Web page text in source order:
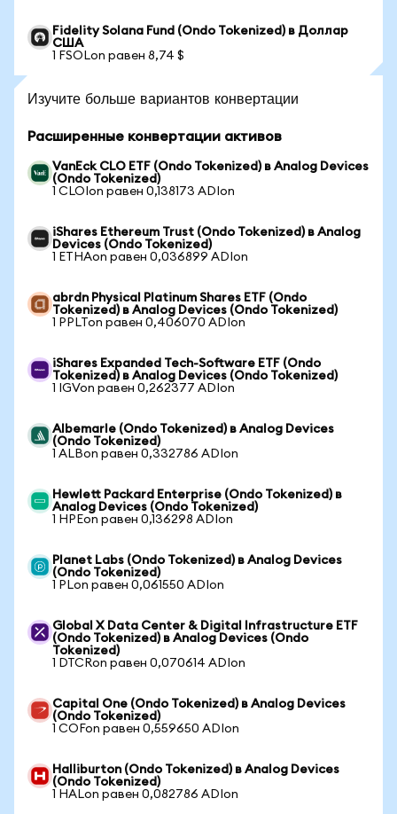
Fidelity Solana Fund (Ondo Tokenized) в Доллар
США
1 FSOLon равен 8,74 $
Изучите больше вариантов конвертации
Расширенные конвертации активов
VanEck CLO ETF (Ondo Tokenized) в Analog Devices
(Ondo Tokenized)
1 CLOIon равен 0,138173 ADIon
iShares Ethereum Trust (Ondo Tokenized) в Analog
Devices (Ondo Tokenized)
1 ETHAon равен 0,036899 ADIon
abrdn Physical Platinum Shares ETF (Ondo
Tokenized) в Analog Devices (Ondo Tokenized)
1 PPLTon равен 0,406070 ADIon
iShares Expanded Tech-Software ETF (Ondo
Tokenized) в Analog Devices (Ondo Tokenized)
1 IGVon равен 0,262377 ADIon
Albemarle (Ondo Tokenized) в Analog Devices
(Ondo Tokenized)
1 ALBon равен 0,332786 ADIon
Hewlett Packard Enterprise (Ondo Tokenized) в
Analog Devices (Ondo Tokenized)
1 HPEon равен 0,136298 ADIon
Planet Labs (Ondo Tokenized) в Analog Devices
(Ondo Tokenized)
1 PLon равен 0,061550 ADIon
Global X Data Center & Digital Infrastructure ETF
(Ondo Tokenized) в Analog Devices (Ondo
Tokenized)
1 DTCRon равен 0,070614 ADIon
Capital One (Ondo Tokenized) в Analog Devices
(Ondo Tokenized)
1 COFon равен 0,559650 ADIon
Halliburton (Ondo Tokenized) в Analog Devices
(Ondo Tokenized)
1 HALon равен 0,082786 ADIon